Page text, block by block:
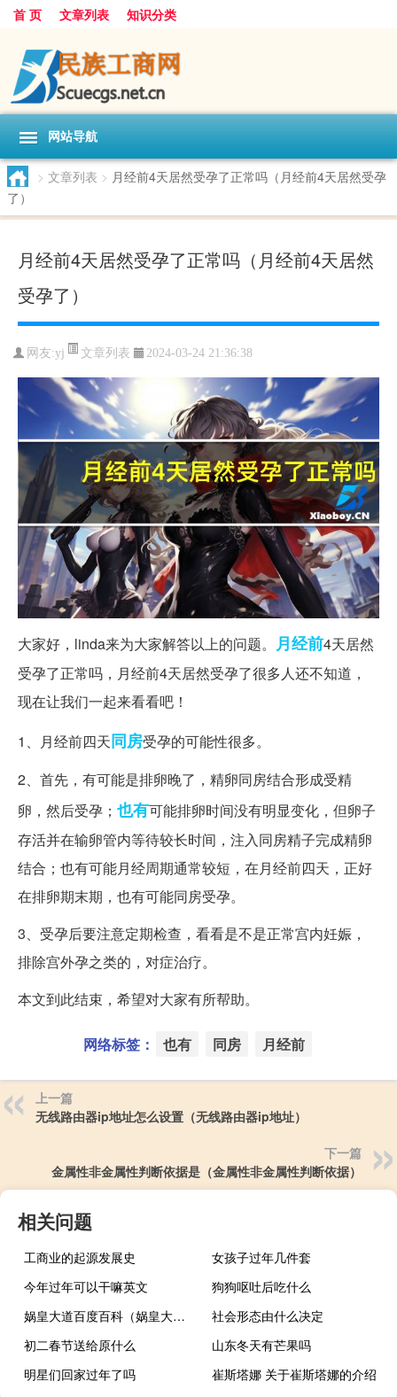
首 页 文章列表 知识分类
网站导航
> 文章列表 > 月经前4天居然受孕了正常吗（月经前4天居然受孕
了）
月经前4天居然受孕了正常吗（月经前4天居然
受孕了）
网友:yj 文章列表 2024-03-24 21:36:38
大家好，linda来为大家解答以上的问题。 月经前4天居然
受孕了正常吗，月经前4天居然受孕了很多人还不知道，
现在让我们一起来看看吧！
1、月经前四天同房受孕的可能性很多。
2、首先，有可能是排卵晚了，精卵同房结合形成受精
卵，然后受孕； 也有可能排卵时间没有明显变化，但卵子
存活并在输卵管内等待较长时间，注入同房精子完成精卵
结合；也有可能月经周期通常较短，在月经前四天，正好
在排卵期末期，也有可能同房受孕。
3、受孕后要注意定期检查，看看是不是正常宫内妊娠，
排除宫外孕之类的，对症治疗。
本文到此结束，希望对大家有所帮助。
网络标签： 也有 同房 月经前
上一篇
无线路由器ip地址怎么设置（无线路由器ip地址）
下一篇
金属性非金属性判断依据是（金属性非金属性判断依据）
相关问题
工商业的起源发展史
女孩子过年几件套
今年过年可以干嘛英文
狗狗呕吐后吃什么
娲皇大道百度百科（娲皇大道）
社会形态由什么决定
初二春节送给原什么
山东冬天有芒果吗
明星们回家过年了吗
崔斯塔娜 关于崔斯塔娜的介绍